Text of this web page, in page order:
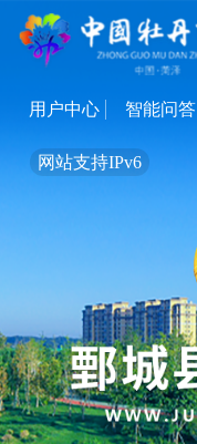
用户中心 智能问答
网站支持IPv6